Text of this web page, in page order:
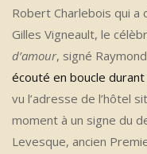
Robert Charlebois qui a
Gilles Vigneault, le
d’amour, signé
écouté en boucle
vu l’adresse de l’hôtel
moment à un signe du
Levesque, ancien